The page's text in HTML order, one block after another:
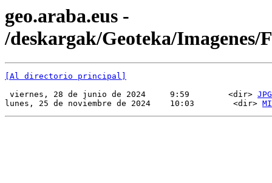
geo.araba.eus -
/deskargak/Geoteka/Imagenes/
[Al directorio principal]
viernes, 28 de junio de 2024     9:59        <dir> JPG
lunes, 25 de noviembre de 2024    10:03        <dir>